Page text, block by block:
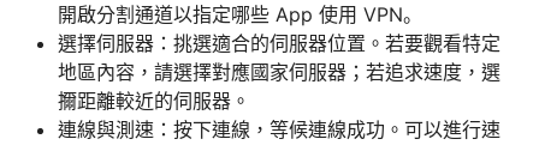
開啟分割通道以指定哪些 App 使用 VPN。
選擇伺服器：挑選適合的伺服器位置。若要觀看特定
地區內容，請選擇對應國家伺服器；若追求速度，選
擟距離較近的伺服器。
連線與測速：按下連線，等候連線成功。可以進行速